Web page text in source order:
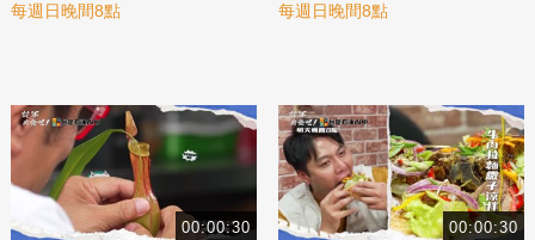
每週日晚間8點
每週日晚間8點
00:00:30 00:00:30